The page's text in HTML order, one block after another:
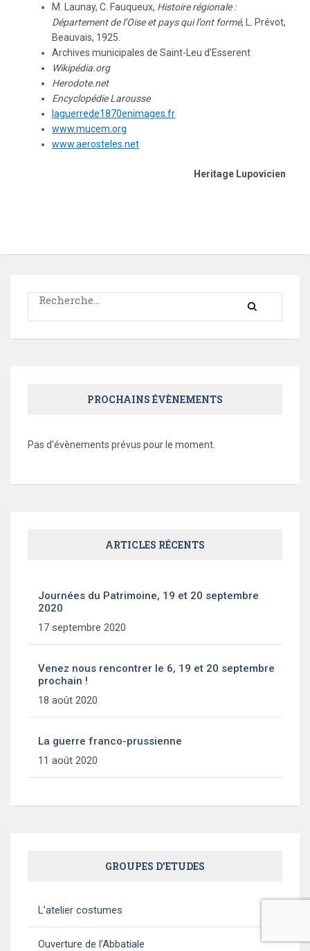
M. Launay, C. Fauqueux, Histoire régionale :
Département de l’Oise et pays qui l’ont formé, L. Prévot,
Beauvais, 1925.
Archives municipales de Saint-Leu d’Esserent
Wikipédia.org
Herodote.net
Encyclopédie Larousse
laguerrede1870enimages.fr
www.mucem.org
www.aerosteles.net
Heritage Lupovicien
Rechercher :
PROCHAINS ÉVÈNEMENTS
Pas d'évènements prévus pour le moment.
ARTICLES RÉCENTS
Journées du Patrimoine, 19 et 20 septembre
2020
17 septembre 2020
Venez nous rencontrer le 6, 19 et 20 septembre
prochain !
18 août 2020
La guerre franco-prussienne
11 août 2020
GROUPES D’ETUDES
L’atelier costumes
Ouverture de l’Abbatiale